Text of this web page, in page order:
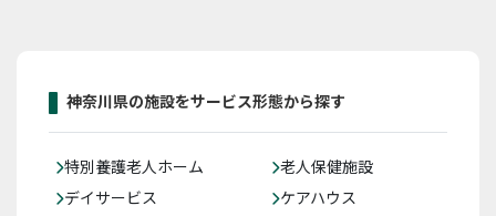
神奈川県の施設をサービス形態から探す
特別養護老人ホーム
老人保健施設
デイサービス
ケアハウス